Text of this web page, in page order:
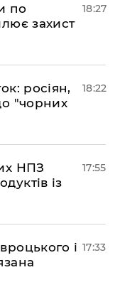
по
захист
18:27
росіян,
"чорних
18:22
НПЗ
із
17:55
і 17:33